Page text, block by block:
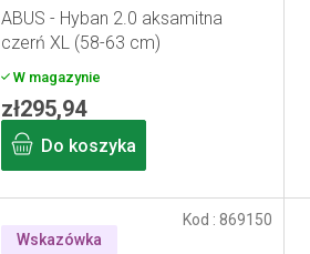
ABUS - Hyban 2.0 aksamitna
czerń XL (58-63 cm)
W magazynie
zł295,94
Do koszyka
Wskazówka
Kod :869150